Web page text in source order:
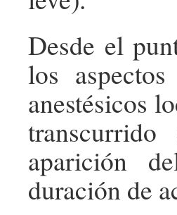
Desde el
los
anestésicos
aparición
duración de